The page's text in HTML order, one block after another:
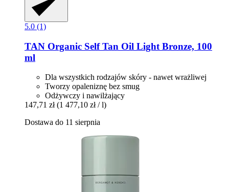
5.0 (1)
TAN Organic Self Tan Oil Light Bronze, 100
ml
Dla wszystkich rodzajów skóry - nawet wrażliwej
Tworzy opaleniznę bez smug
Odżywczy i nawilżający
147,71 zł (1 477,10 zł / l)
Dostawa do 11 sierpnia